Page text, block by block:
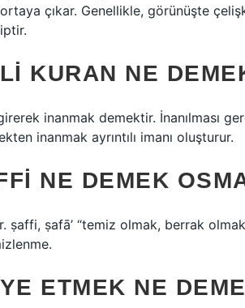
çıkar. Genellikle, görünüşte
KURAN NE
girerek inanmak demektir. İnanılması
inanmak ayrıntılı imanı oluşturur.
NE DEMEK
ETMEK NE